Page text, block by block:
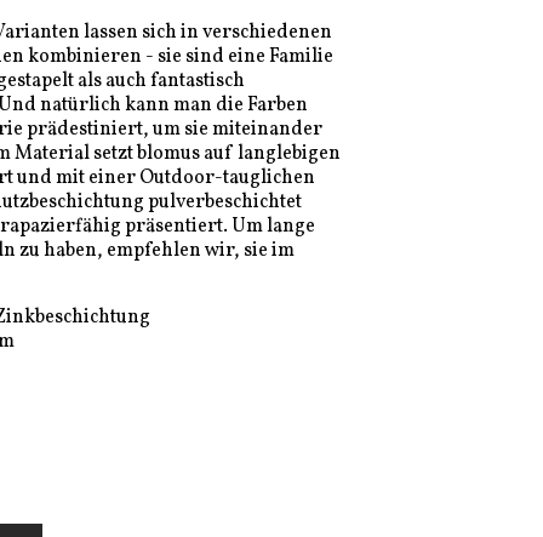
lassen sich in verschiedenen
kombinieren - sie sind eine Familie
als auch fantastisch
natürlich kann man die Farben
prädestiniert, um sie miteinander
Material setzt blomus auf langlebigen
und mit einer Outdoor-tauglichen
pulverbeschichtet
präsentiert. Um lange
zu haben, empfehlen wir, sie im